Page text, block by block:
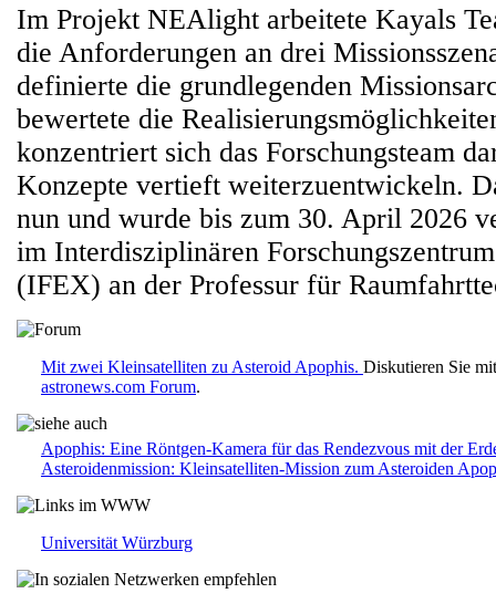
Im Projekt NEAlight arbeitete Kayals
die Anforderungen an drei
definierte die grundlegenden
bewertete die
konzentriert sich das Forschungsteam
Konzepte vertieft weiterzuentwickeln.
nun und wurde bis zum 30. April 2026
im Interdisziplinären
(IFEX) an der Professur für
Mit zwei Kleinsatelliten zu Asteroid Apophis. Diskutieren Sie
astronews.com Forum.
Apophis: Eine Röntgen-Kamera für das Rendezvous mit der
Asteroidenmission: Kleinsatelliten-Mission zum Asteroiden
Universität Würzburg